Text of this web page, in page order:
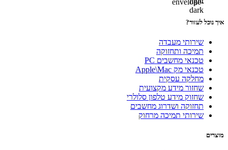
איך נוכל לעזור?
שירותי מעבדה
תמיכה ותחזוקה
טכנאי מחשבים PC
טכנאי מק Apple\Mac
מחלקה עסקית
שחזור מידע מקצועית
שחזוק מידע טלפון סלולרי
תחזוקה ושדרוג מחשבים
שירותי תמיכה מרחוק
מוצרים